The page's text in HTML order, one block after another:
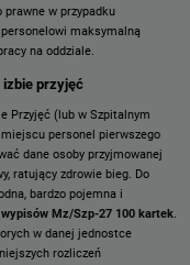
w przypadku
maksymalną
na oddziale.
izbie przyjęć
Przyjęć (lub w Szpitalnym
personel pierwszego
dane osoby przyjmowanej
ratujący zdrowie bieg. Do
bardzo pojemna i
wypisów Mz/Szp-27 100 kartek.
w danej jednostce
rozliczeń